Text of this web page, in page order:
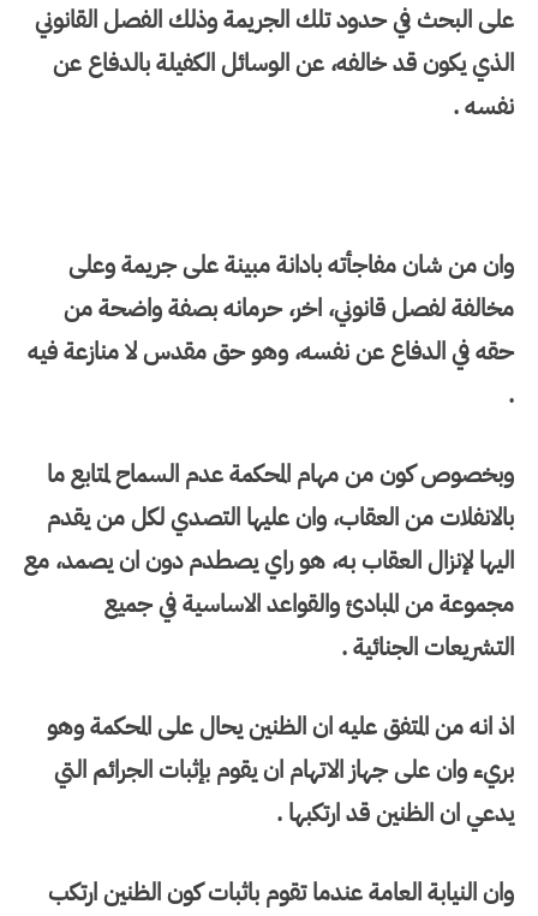
على البحث في حدود تلك الجريمة وذلك الفصل القانوني
الذي يكون قد خالفه، عن الوسائل الكفيلة بالدفاع عن
نفسه .
وان من شان مفاجأته بادانة مبينة على جريمة وعلى
مخالفة لفصل قانوني، اخر، حرمانه بصفة واضحة من
حقه في الدفاع عن نفسه، وهو حق مقدس لا منازعة فيه
.
وبخصوص كون من مهام المحكمة عدم السماح لمتابع ما
بالانفلات من العقاب، وان عليها التصدي لكل من يقدم
اليها لإنزال العقاب به، هو راي يصطدم دون ان يصمد، مع
مجموعة من المبادئ والقواعد الاساسية في جميع
التشريعات الجنائية .
اذ انه من المتفق عليه ان الظنين يحال على المحكمة وهو
بريء وان على جهاز الاتهام ان يقوم بإثبات الجرائم التي
يدعي ان الظنين قد ارتكبها .
وان النيابة العامة عندما تقوم باثبات كون الظنين ارتكب